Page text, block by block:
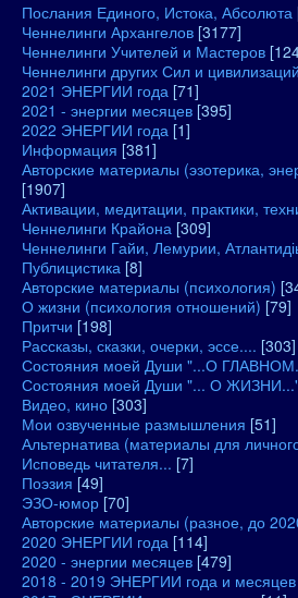
Послания Единого, Истока, Абсолюта
Ченнелинги Архангелов [3177]
Ченнелинги Учителей и Мастеров
Ченнелинги других Сил и цивилизаций
2021 ЭНЕРГИИ года [71]
2021 - энергии месяцев [395]
2022 ЭНЕРГИИ года [1]
Информация [381]
Авторские материалы (эзотерика,
[1907]
Активации, медитации, практики,
Ченнелинги Крайона [309]
Ченнелинги Гайи, Лемурии,
Публицистика [8]
Авторские материалы (психология)
О жизни (психология отношений) [79]
Притчи [198]
Рассказы, сказки, очерки, эссе.... [303]
Состояния моей Души "...О
Состояния моей Души "... О
Видео, кино [303]
Мои озвученные размышления [51]
Альтернатива (материалы для
Исповедь читателя... [7]
Поэзия [49]
ЭЗО-юмор [70]
Авторские материалы (разное, до
2020 ЭНЕРГИИ года [114]
2020 - энергии месяцев [479]
2018 - 2019 ЭНЕРГИИ года и месяцев